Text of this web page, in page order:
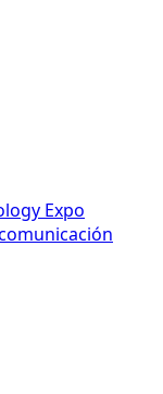
Expo